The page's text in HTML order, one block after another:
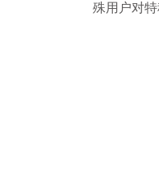
殊用户对